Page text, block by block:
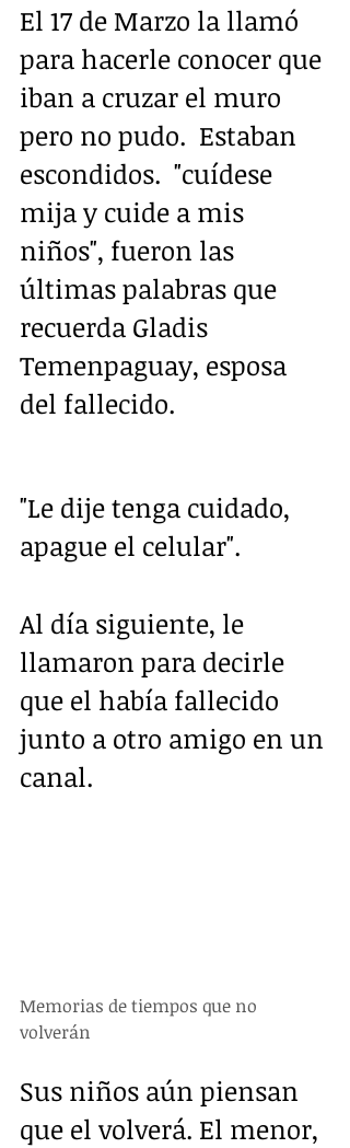
El 17 de Marzo la llamó
para hacerle conocer que
iban a cruzar el muro
pero no pudo.  Estaban
escondidos.  "cuídese
mija y cuide a mis
niños", fueron las
últimas palabras que
recuerda Gladis
Temenpaguay, esposa
del fallecido.
"Le dije tenga cuidado,
apague el celular".
Al día siguiente, le
llamaron para decirle
que el había fallecido
junto a otro amigo en un
canal.
Memorias de tiempos que no
volverán
Sus niños aún piensan
que el volverá. El menor,